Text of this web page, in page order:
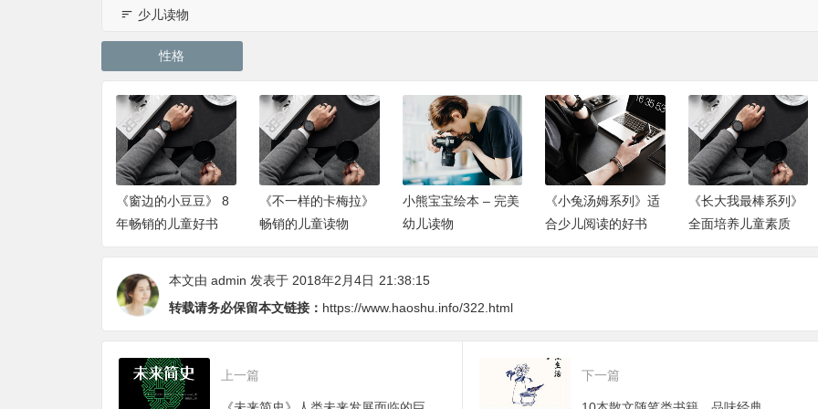
少儿读物
性格
《窗边的小豆豆》 8
年畅销的儿童好书
《不一样的卡梅拉》
畅销的儿童读物
小熊宝宝绘本 – 完美
幼儿读物
《小兔汤姆系列》适
合少儿阅读的好书
《长大我最棒系列》
全面培养儿童素质
本文由 admin 发表于 2018年2月4日 21:38:15
转载请务必保留本文链接： https://www.haoshu.info/322.html
上一篇 下一篇
10本散文随笔类书籍，品味经典